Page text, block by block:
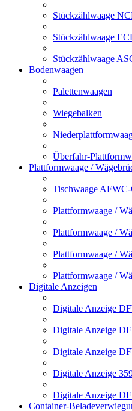
Stückzählwaage
Stückzählwaage
Stückzählwaage
Bodenwaagen
Palettenwaagen
Wiegebalken
Überfahr-
Plattformwaage /
Tischwaage
Plattformwaage /
Plattformwaage /
Plattformwaage /
Plattformwaage /
Digitale Anzeigen
Digitale Anzeige
Digitale Anzeige
Digitale Anzeige
Digitale Anzeige
Digitale Anzeige
Container-